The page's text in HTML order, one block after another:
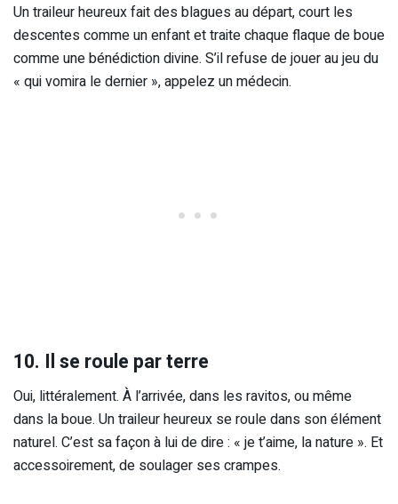
Un traileur heureux fait des blagues au départ, court les
descentes comme un enfant et traite chaque flaque de boue
comme une bénédiction divine. S’il refuse de jouer au jeu du
« qui vomira le dernier », appelez un médecin.
10. Il se roule par terre
Oui, littéralement. À l’arrivée, dans les ravitos, ou même
dans la boue. Un traileur heureux se roule dans son élément
naturel. C’est sa façon à lui de dire : « je t’aime, la nature ». Et
accessoirement, de soulager ses crampes.